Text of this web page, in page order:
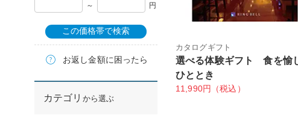
～ 円
この価格帯で検索
お返し金額に困ったら
カテゴリ から選ぶ
カタログギフト
選べる体験ギフト 食を愉
ひととき
11,990円（税込）